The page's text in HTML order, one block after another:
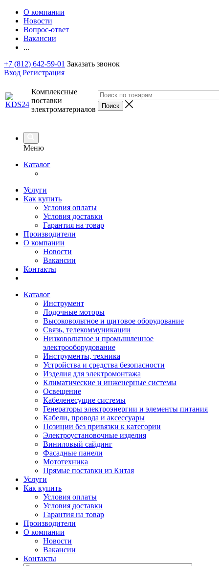
О компании
Новости
Вопрос-ответ
Вакансии
...
+7 (812) 642-59-01 Заказать звонок
Вход Регистрация
Комплексные
поставки
электроматериалов
Меню
Каталог
Услуги
Как купить
Условия оплаты
Условия доставки
Гарантия на товар
Производители
О компании
Новости
Вакансии
Контакты
Каталог
Инструмент
Лодочные моторы
Высоковольтное и щитовое оборудование
Связь, телекоммуникации
Низковольтное и промышленное
электрооборудование
Инструменты, техника
Устройства и средства безопасности
Изделия для электромонтажа
Климатические и инженерные системы
Освещение
Кабеленесущие системы
Генераторы электроэнергии и элементы питания
Кабели, провода и аксессуары
Позиции без привязки к категории
Электроустановочные изделия
Виниловый сайдинг
Фасадные панели
Мототехника
Прямые поставки из Китая
Услуги
Как купить
Условия оплаты
Условия доставки
Гарантия на товар
Производители
О компании
Новости
Вакансии
Контакты